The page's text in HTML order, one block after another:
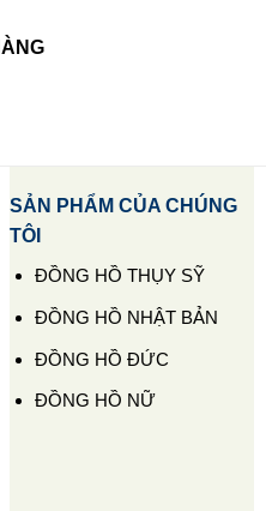
SẢN PHẨM CỦA CHÚNG
TÔI
ĐỒNG HỒ THỤY SỸ
ĐỒNG HỒ NHẬT BẢN
ĐỒNG HỒ ĐỨC
ĐỒNG HỒ NỮ